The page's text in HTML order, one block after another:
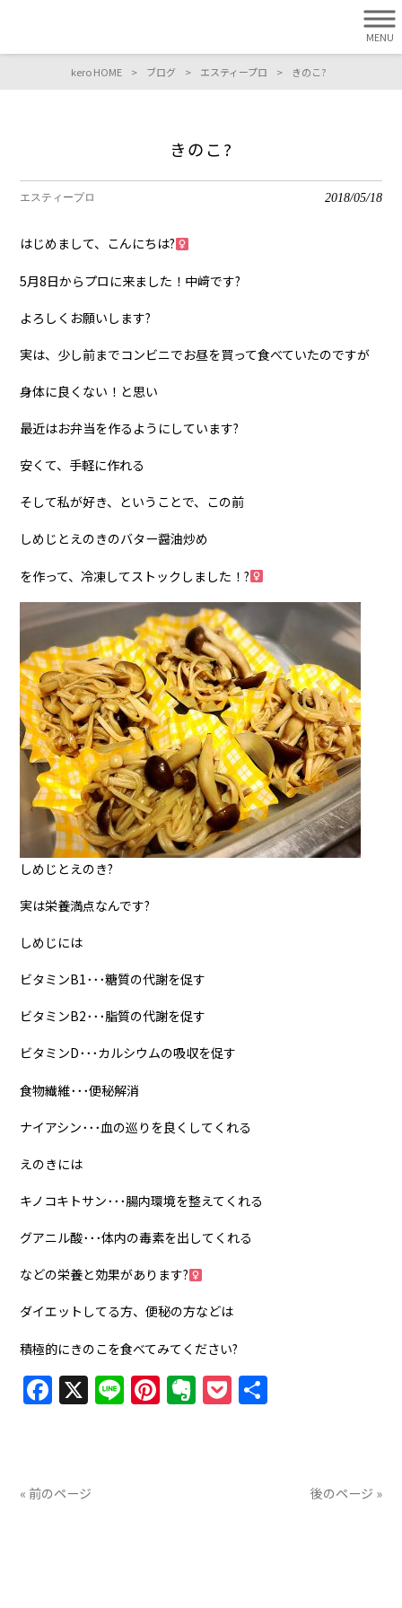
MENU
kero HOME > ブログ > エスティープロ > きのこ?
きのこ?
エスティープロ 2018/05/18
はじめまして、こんにちは?‍
5月8日からプロに来ました！中﨑です?
よろしくお願いします?
実は、少し前までコンビニでお昼を買って食べていたのですが
身体に良くない！と思い
最近はお弁当を作るようにしています?
安くて、手軽に作れる
そして私が好き、ということで、この前
しめじとえのきのバター醤油炒め
を作って、冷凍してストックしました！?‍
しめじとえのき?
実は栄養満点なんです?
しめじには
ビタミンB1･･･糖質の代謝を促す
ビタミンB2･･･脂質の代謝を促す
ビタミンD･･･カルシウムの吸収を促す
食物繊維･･･便秘解消
ナイアシン･･･血の巡りを良くしてくれる
えのきには
キノコキトサン･･･腸内環境を整えてくれる
グアニル酸･･･体内の毒素を出してくれる
などの栄養と効果があります?‍
ダイエットしてる方、便秘の方などは
積極的にきのこを食べてみてください?
Facebook
X LinePinterest
Evernote
Pocket
« 前のページ 後のページ »